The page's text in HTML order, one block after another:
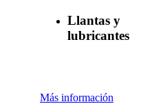
Llantas y
lubricantes
Más información